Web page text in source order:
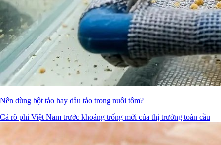
Nên dùng bột tảo hay dầu tảo trong nuôi tôm?
Cá rô phi Việt Nam trước khoảng trống mới của thị trường toàn cầu